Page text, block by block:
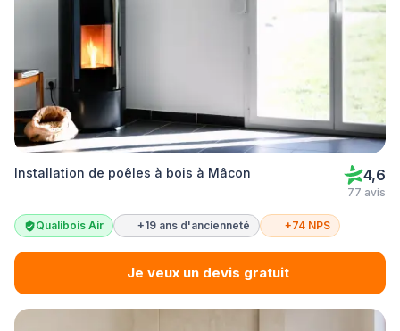
Installation de poêles à bois à Mâcon 4,6
77 avis
Qualibois Air +19 ans d'ancienneté +74 NPS
Je veux un devis gratuit